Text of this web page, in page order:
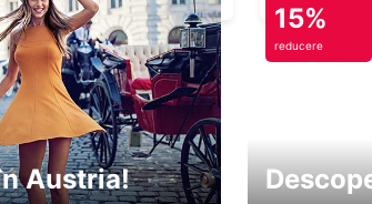
Austria!
15%
reducere